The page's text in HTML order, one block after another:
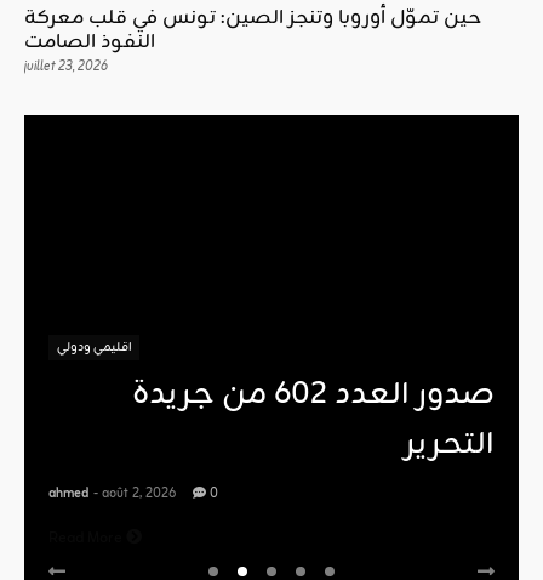
حين تموّل أوروبا وتنجز الصين: تونس في قلب معركة
النفوذ الصامت
juillet 23, 2026
اقليمي ودولي
صدور العدد 602 من جريدة
التحرير
ahmed - août 2, 2026 0